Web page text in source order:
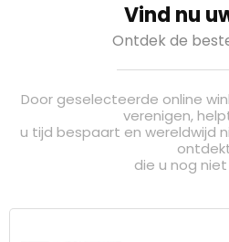
Vind nu
Ontdek de
Door geselecteerde online
verenigen,
u tijd bespaart en wereldwijd
die u nog